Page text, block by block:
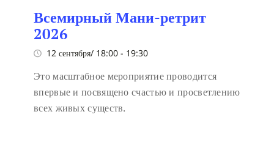
Всемирный Мани-ретрит
2026
12 сентября/ 18:00 - 19:30
Это масштабное мероприятие проводится
впервые и посвящено счастью и просветлению
всех живых существ.